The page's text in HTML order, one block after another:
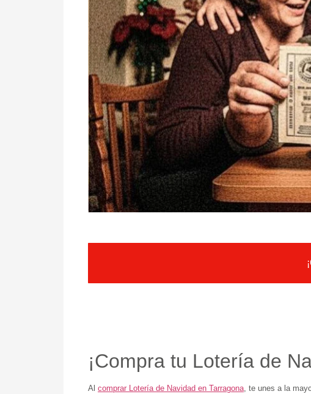
¡Compra tu Lotería de
Al comprar Lotería de Navidad en Tarragona , te unes a la